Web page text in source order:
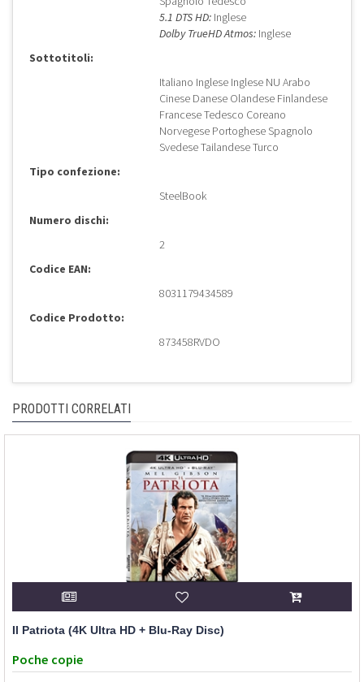
5.1 DTS HD: Inglese
Dolby TrueHD Atmos: Inglese
Sottotitoli:
Italiano Inglese Inglese NU Arabo
Cinese Danese Olandese Finlandese
Francese Tedesco Coreano
Norvegese Portoghese Spagnolo
Svedese Tailandese Turco
Tipo confezione:
SteelBook
Numero dischi:
2
Codice EAN:
8031179434589
Codice Prodotto:
873458RVDO
PRODOTTI CORRELATI
Il Patriota (4K Ultra HD + Blu-Ray Disc)
Poche copie